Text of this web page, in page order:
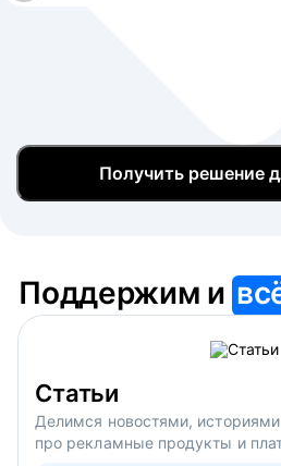
Получить решение
Поддержим и
Статьи
Делимся новостями,
про рекламные продукты и